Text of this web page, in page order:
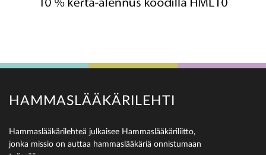
HAMMASLÄÄKÄRILEHTI
Hammaslääkärilehteä julkaisee Hammaslääkäriliitto,
jonka missio on auttaa hammaslääkäriä onnistumaan